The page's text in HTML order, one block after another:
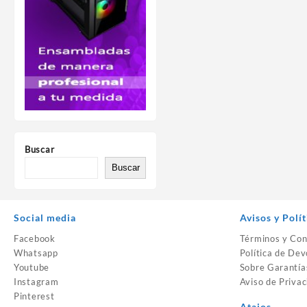
Buscar
Buscar
Social media
Facebook
Whatsapp
Youtube
Instagram
Pinterest
Avisos y
Términos y
Política de
Sobre
Aviso de